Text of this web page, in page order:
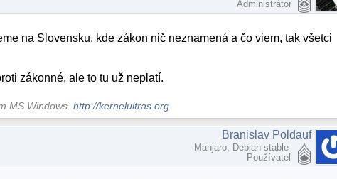
Administrátor
na Slovensku, kde zákon nič neznamená a čo viem, tak všetci
zákonné, ale to tu už neplatí.
MS Windows.http://kernelultras.org
Branislav Poldauf
Manjaro, Debian stable
Používateľ